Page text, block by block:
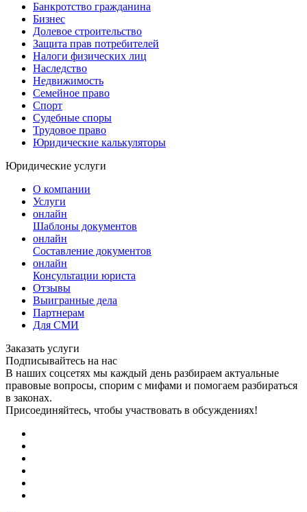
Банкротство гражданина
Бизнес
Долевое строительство
Защита прав потребителей
Налоги физических лиц
Наследство
Недвижимость
Семейное право
Спорт
Судебные споры
Трудовое право
Юридические калькуляторы
Юридические услуги
О компании
Услуги
онлайн
Шаблоны документов
онлайн
Составление документов
онлайн
Консультации юриста
Отзывы
Выигранные дела
Партнерам
Для СМИ
Заказать услуги
Подписывайтесь на нас
В наших соцсетях мы каждый день разбираем актуальные
правовые вопросы, спорим с мифами и помогаем разбираться
в законах.
Присоединяйтесь, чтобы участвовать в обсуждениях!